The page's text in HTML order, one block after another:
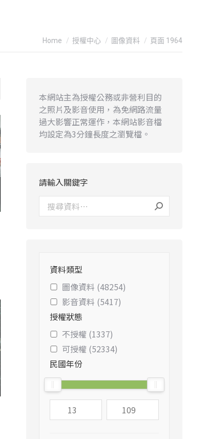
You are here:
Home 授權中心 圖像資料 頁面 1964
本網站主為授權公務或非營利目的
之照片及影音使用，為免網路流量
過大影響正常運作，本網站影音檔
均設定為3分鐘長度之瀏覽檔。
請輸入關鍵字
資料類型
圖像資料 (48254)
影音資料 (5417)
授權狀態
不授權 (1337)
可授權 (52334)
民國年份